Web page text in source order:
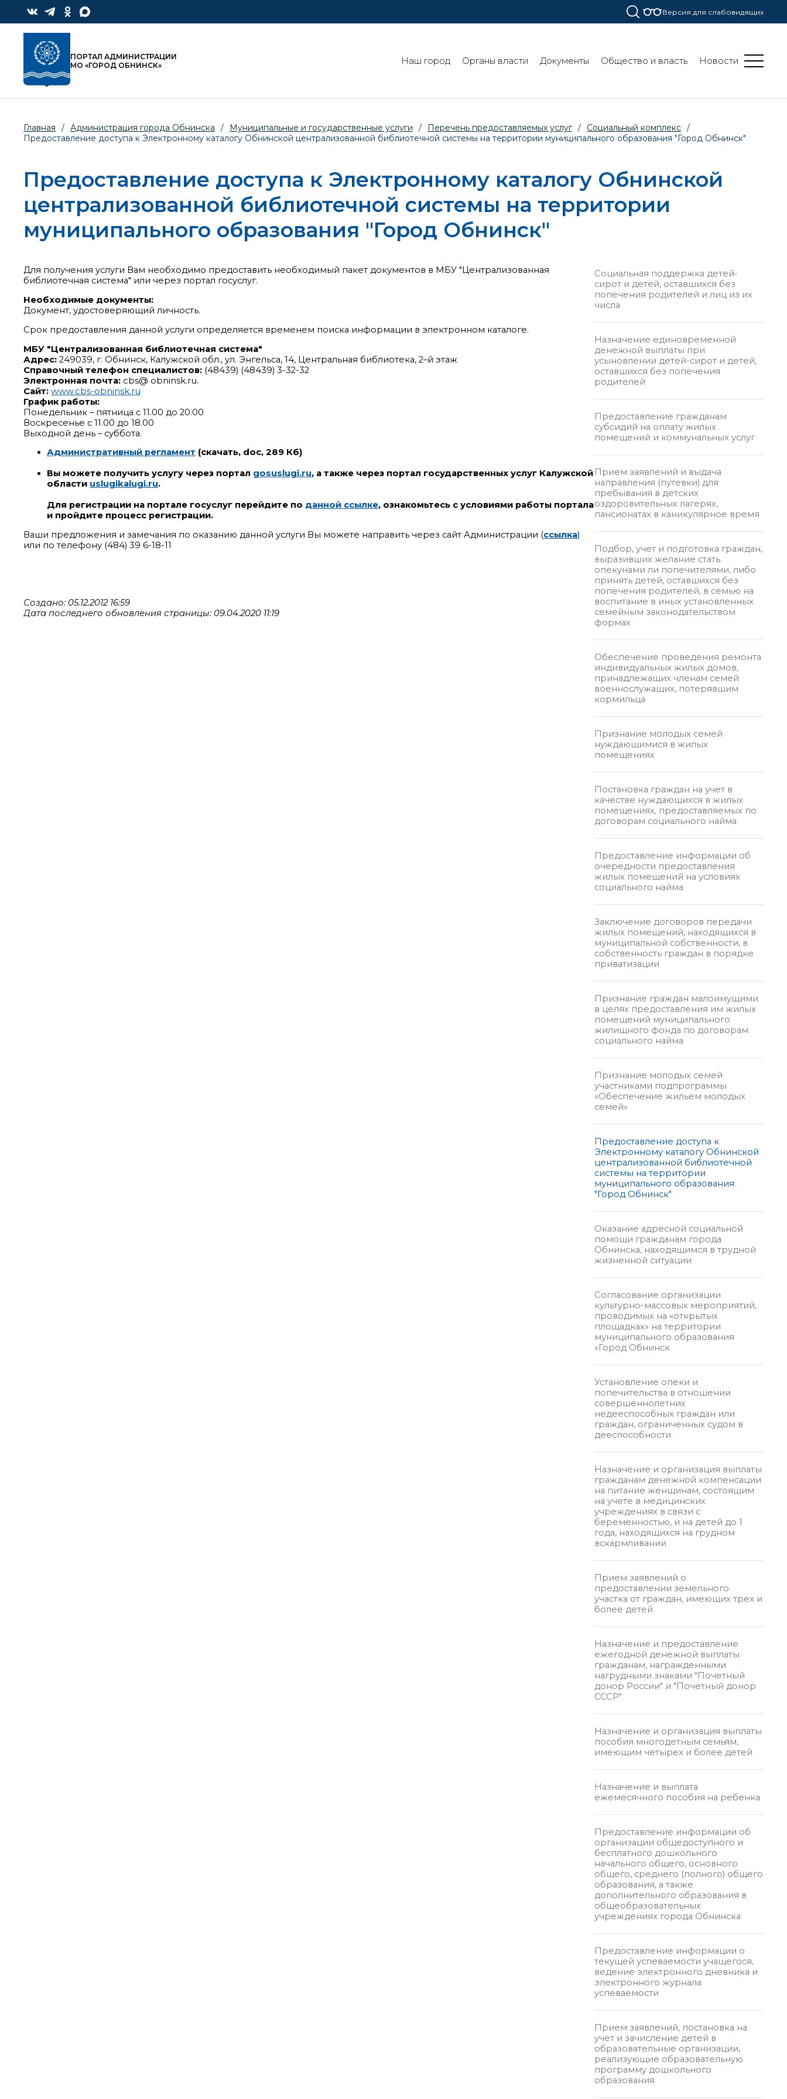
Версия для слабовидящих
ПОРТАЛ АДМИНИСТРАЦИИ
МО «ГОРОД ОБНИНСК»
Наш город Органы власти Документы Общество и власть Новости
Главная / Администрация города Обнинска / Муниципальные и государственные услуги / Перечень предоставляемых услуг / Социальный комплекс /
Предоставление доступа к Электронному каталогу Обнинской централизованной библиотечной системы на территории муниципального образования "Город Обнинск"
Предоставление доступа к Электронному каталогу Обнинской
централизованной библиотечной системы на территории
муниципального образования "Город Обнинск"
Для получения услуги Вам необходимо предоставить необходимый пакет документов в МБУ "Централизованная
библиотечная система" или через портал госуслуг.
Необходимые документы:
Документ, удостоверяющий личность.
Срок предоставления данной услуги определяется временем поиска информации в электронном каталоге.
МБУ "Централизованная библиотечная система"
Адрес: 249039, г. Обнинск, Калужской обл., ул. Энгельса, 14, Центральная библиотека, 2–й этаж
Справочный телефон специалистов: (48439) (48439) 3-32-32
Электронная почта: cbs@ obninsk.ru.
Сайт: www.cbs-obninsk.ru
График работы:
Понедельник – пятница с 11.00 до 20.00
Воскресенье с 11.00 до 18.00
Выходной день – суббота.
Административный регламент (скачать, doc, 289 Кб)
Вы можете получить услугу через портал gosuslugi.ru, а также через портал государственных услуг Калужской
области uslugikalugi.ru.
Для регистрации на портале госуслуг перейдите по данной ссылке, ознакомьтесь с условиями работы портала
и пройдите процесс регистрации.
Ваши предложения и замечания по оказанию данной услуги Вы можете направить через сайт Администрации (ссылка)
или по телефону (484) 39 6-18-11
Создано: 05.12.2012 16:59
Дата последнего обновления страницы: 09.04.2020 11:19
Социальная поддержка детей-
сирот и детей, оставшихся без
попечения родителей и лиц из их
числа
Назначение единовременной
денежной выплаты при
усыновлении детей-сирот и детей,
оставшихся без попечения
родителей
Предоставление гражданам
субсидий на оплату жилых
помещений и коммунальных услуг
Прием заявлений и выдача
направления (путевки) для
пребывания в детских
оздоровительных лагерях,
пансионатах в каникулярное время
Подбор, учет и подготовка граждан,
выразивших желание стать
опекунами ли попечителями, либо
принять детей, оставшихся без
попечения родителей, в семью на
воспитание в иных установленных
семейным законодательством
формах
Обеспечение проведения ремонта
индивидуальных жилых домов,
принадлежащих членам семей
военнослужащих, потерявшим
кормильца
Признание молодых семей
нуждающимися в жилых
помещениях
Постановка граждан на учет в
качестве нуждающихся в жилых
помещениях, предоставляемых по
договорам социального найма
Предоставление информации об
очередности предоставления
жилых помещений на условиях
социального найма
Заключение договоров передачи
жилых помещений, находящихся в
муниципальной собственности, в
собственность граждан в порядке
приватизации
Признание граждан малоимущими
в целях предоставления им жилых
помещений муниципального
жилищного фонда по договорам
социального найма
Признание молодых семей
участниками подпрограммы
«Обеспечение жильем молодых
семей»
Предоставление доступа к
Электронному каталогу Обнинской
централизованной библиотечной
системы на территории
муниципального образования
"Город Обнинск"
Оказание адресной социальной
помощи гражданам города
Обнинска, находящимся в трудной
жизненной ситуации
Согласование организации
культурно-массовых мероприятий,
проводимых на «открытых
площадках» на территории
муниципального образования
«Город Обнинск
Установление опеки и
попечительства в отношении
совершеннолетних
недееспособных граждан или
граждан, ограниченных судом в
дееспособности
Назначение и организация выплаты
гражданам денежной компенсации
на питание женщинам, состоящим
на учете в медицинских
учреждениях в связи с
беременностью, и на детей до 1
года, находящихся на грудном
вскармливании
Прием заявлений о
предоставлении земельного
участка от граждан, имеющих трех и
более детей
Назначение и предоставление
ежегодной денежной выплаты
гражданам, награжденными
нагрудными знаками "Почетный
донор России" и "Почетный донор
СССР"
Назначение и организация выплаты
пособия многодетным семьям,
имеющим четырех и более детей
Назначение и выплата
ежемесячного пособия на ребенка
Предоставление информации об
организации общедоступного и
бесплатного дошкольного
начального общего, основного
общего, среднего (полного) общего
образования, а также
дополнительного образования в
общеобразовательных
учреждениях города Обнинска
Предоставление информации о
текущей успеваемости учащегося,
ведение электронного дневника и
электронного журнала
успеваемости
Прием заявлений, постановка на
учет и зачисление детей в
образовательные организации,
реализующие образовательную
программу дошкольного
образования